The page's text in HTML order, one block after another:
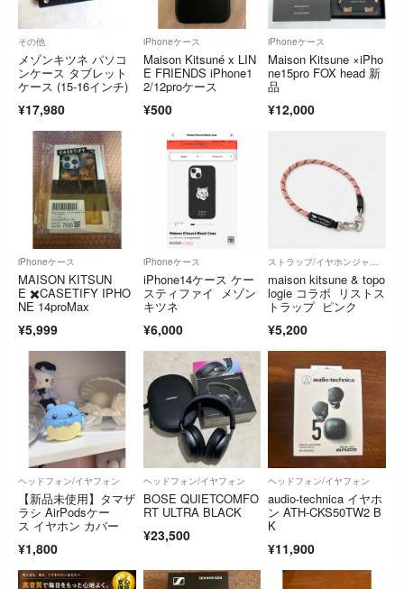
その他
メゾンキツネ パソコ
ンケース タブレット
ケース (15-16インチ)
¥17,980
iPhoneケース
Maison Kitsuné x LIN
E FRIENDS iPhone1
2/12proケース
¥500
iPhoneケース
Maison Kitsune ×iPho
ne15pro FOX head 新
品
¥12,000
iPhoneケース
MAISON KITSUN
E ✖️CASETIFY IPHO
NE 14proMax
¥5,999
iPhoneケース
iPhone14ケース ケー
スティファイ メゾン
キツネ
¥6,000
ストラップ/イヤホンジャック
maison kitsune & topo
logie コラボ リストス
トラップ ピンク
¥5,200
ヘッドフォン/イヤフォン
【新品未使用】タマザ
ラシ AirPodsケー
ス イヤホン カバー
¥1,800
ヘッドフォン/イヤフォン
BOSE QUIETCOMFO
RT ULTRA BLACK
¥23,500
ヘッドフォン/イヤフォン
audio-technica イヤホ
ン ATH-CKS50TW2 B
K
¥11,900